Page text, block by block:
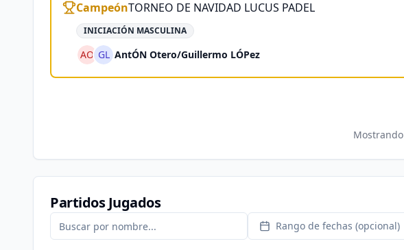
CampeónTORNEO DE NAVIDAD LUCUS PADEL
INICIACIÓN MASCULINA
AO GL AntÓN Otero/Guillermo LÓPez
Mostrando
Partidos Jugados
Rango de fechas (opcional)